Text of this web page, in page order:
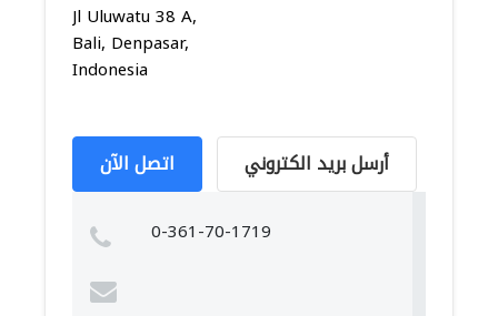
Jl Uluwatu 38 A,
Bali, Denpasar,
Indonesia
اتصل الآن أرسل بريد الكتروني
0-361-70-1719